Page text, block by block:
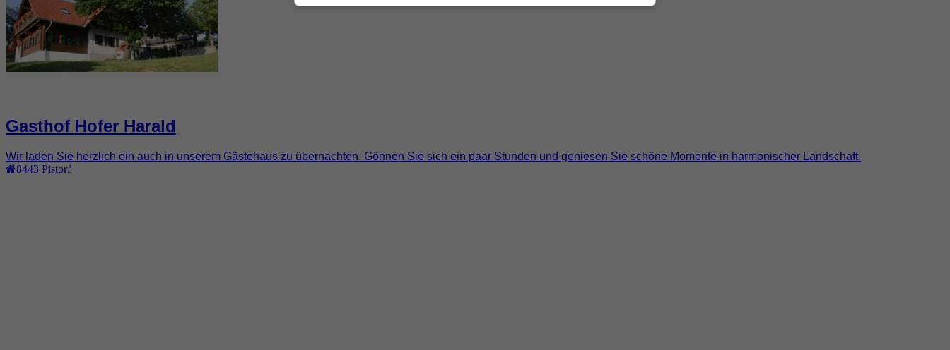
Gasthof Hofer Harald
Wir laden Sie herzlich ein auch in unserem Gästehaus zu übernachten. Gönnen Sie sich ein paar Stunden und geniesen Sie schöne Momente in harmonischer Landschaft.
8443 Pistorf